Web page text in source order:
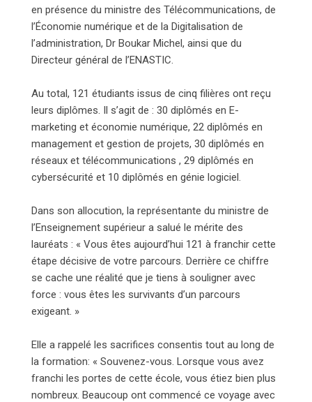
en présence du ministre des Télécommunications, de
l’Économie numérique et de la Digitalisation de
l’administration, Dr Boukar Michel, ainsi que du
Directeur général de l’ENASTIC.
Au total, 121 étudiants issus de cinq filières ont reçu
leurs diplômes. Il s’agit de : 30 diplômés en E-
marketing et économie numérique, 22 diplômés en
management et gestion de projets, 30 diplômés en
réseaux et télécommunications , 29 diplômés en
cybersécurité et 10 diplômés en génie logiciel.
Dans son allocution, la représentante du ministre de
l’Enseignement supérieur a salué le mérite des
lauréats : « Vous êtes aujourd’hui 121 à franchir cette
étape décisive de votre parcours. Derrière ce chiffre
se cache une réalité que je tiens à souligner avec
force : vous êtes les survivants d’un parcours
exigeant. »
Elle a rappelé les sacrifices consentis tout au long de
la formation: « Souvenez-vous. Lorsque vous avez
franchi les portes de cette école, vous étiez bien plus
nombreux. Beaucoup ont commencé ce voyage avec